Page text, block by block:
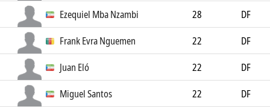
Ezequiel Mba Nzambi
28
DF
Frank Evra Nguemen
22
DF
Juan Eló
22
DF
Miguel Santos
22
DF